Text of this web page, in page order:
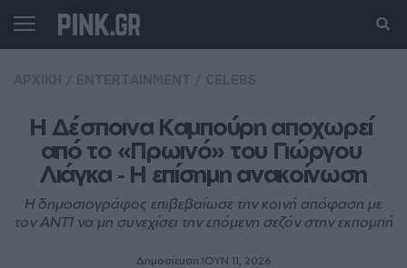
Η Δέσποινα Καμπούρη αποχωρεί
από το «Πρωινό» του Γιώργου
Λιάγκα ‑ H επίσημη ανακοίνωση
Η δημοσιογράφος επιβεβαίωσε την κοινή απόφαση με
τον ΑΝΤ1 να μη συνεχίσει την επόμενη σεζόν στην εκπομπή
Δημοσίευση ΙΟΥΝ 11, 2026